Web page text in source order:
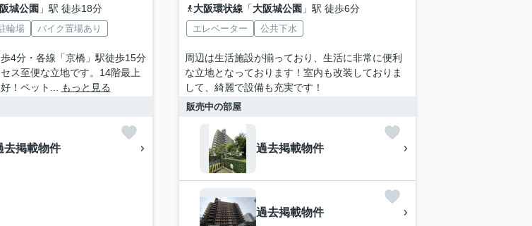
城公園 」駅 徒歩18分
輪場 バイク置場あり
4分・各線「京橋」駅徒歩15分
ス至便な立地です。14階最上
！ペット...
もっと見る
去掲載物件
大阪環状線「大阪城公園 」駅 徒歩6分
エレベーター 公共下水
周辺は生活施設が揃っており、生活に非常に便利
な立地となっております！室内も改装しておりま
して、綺麗で設備も充実です！
販売中の部屋
過去掲載物件
過去掲載物件